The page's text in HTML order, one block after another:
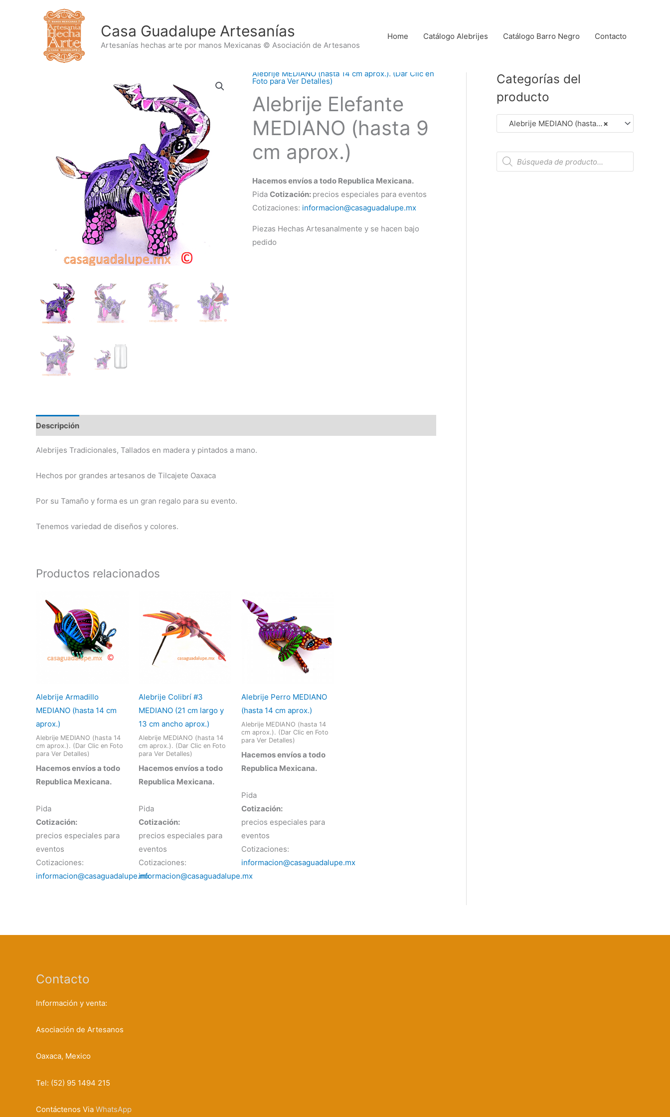
Casa Guadalupe Artesanías
Artesanías hechas arte por manos Mexicanas © Asociación de Artesanos
Home Catálogo Alebrijes Catálogo Barro Negro Contacto
Alebrije MEDIANO (hasta 14 cm aprox.). (Dar Clic en
Foto para Ver Detalles)
Alebrije Elefante
MEDIANO (hasta 9
cm aprox.)
Hacemos envíos a todo Republica Mexicana.
Pida Cotización: precios especiales para eventos
Cotizaciones: informacion@casaguadalupe.mx
Piezas Hechas Artesanalmente y se hacen bajo
pedido
Descripción
Alebrijes Tradicionales, Tallados en madera y pintados a mano.
Hechos por grandes artesanos de Tilcajete Oaxaca
Por su Tamaño y forma es un gran regalo para su evento.
Tenemos variedad de diseños y colores.
Productos relacionados
Alebrije Armadillo
MEDIANO (hasta 14 cm
aprox.)
Alebrije MEDIANO (hasta 14
cm aprox.). (Dar Clic en Foto
para Ver Detalles)
Hacemos envíos a todo
Republica Mexicana.
Pida
Cotización:
precios especiales para
eventos
Cotizaciones:
informacion@casaguadalupe.mx
Alebrije Colibrí #3
MEDIANO (21 cm largo y
13 cm ancho aprox.)
Alebrije MEDIANO (hasta 14
cm aprox.). (Dar Clic en Foto
para Ver Detalles)
Hacemos envíos a todo
Republica Mexicana.
Pida
Cotización:
precios especiales para
eventos
Cotizaciones:
informacion@casaguadalupe.mx
Alebrije Perro MEDIANO
(hasta 14 cm aprox.)
Alebrije MEDIANO (hasta 14
cm aprox.). (Dar Clic en Foto
para Ver Detalles)
Hacemos envíos a todo
Republica Mexicana.
Pida
Cotización:
precios especiales para
eventos
Cotizaciones:
informacion@casaguadalupe.mx
Categorías del
producto
×
Alebrije MEDIANO (hasta 14 cm aprox.). (Dar Clic en Foto para Ver Detalles)
B
s
Contacto
Información y venta:
Asociación de Artesanos
Oaxaca, Mexico
Tel: (52) 95 1494 215
Contáctenos Via WhatsApp